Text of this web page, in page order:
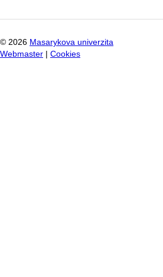
© 2026 Masarykova univerzita
Webmaster
Cookies